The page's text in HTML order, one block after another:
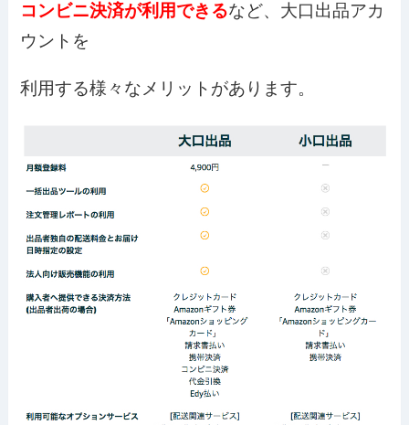
コンビニ決済が利用できるなど、大口出品アカ
ウントを
利用する様々なメリットがあります。